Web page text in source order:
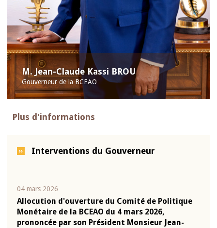
M. Jean-Claude Kassi BROU
Gouverneur de la BCEAO
Plus d'informations
Interventions du Gouverneur
04 mars 2026
Allocution d'ouverture du Comité de Politique
Monétaire de la BCEAO du 4 mars 2026,
prononcée par son Président Monsieur Jean-